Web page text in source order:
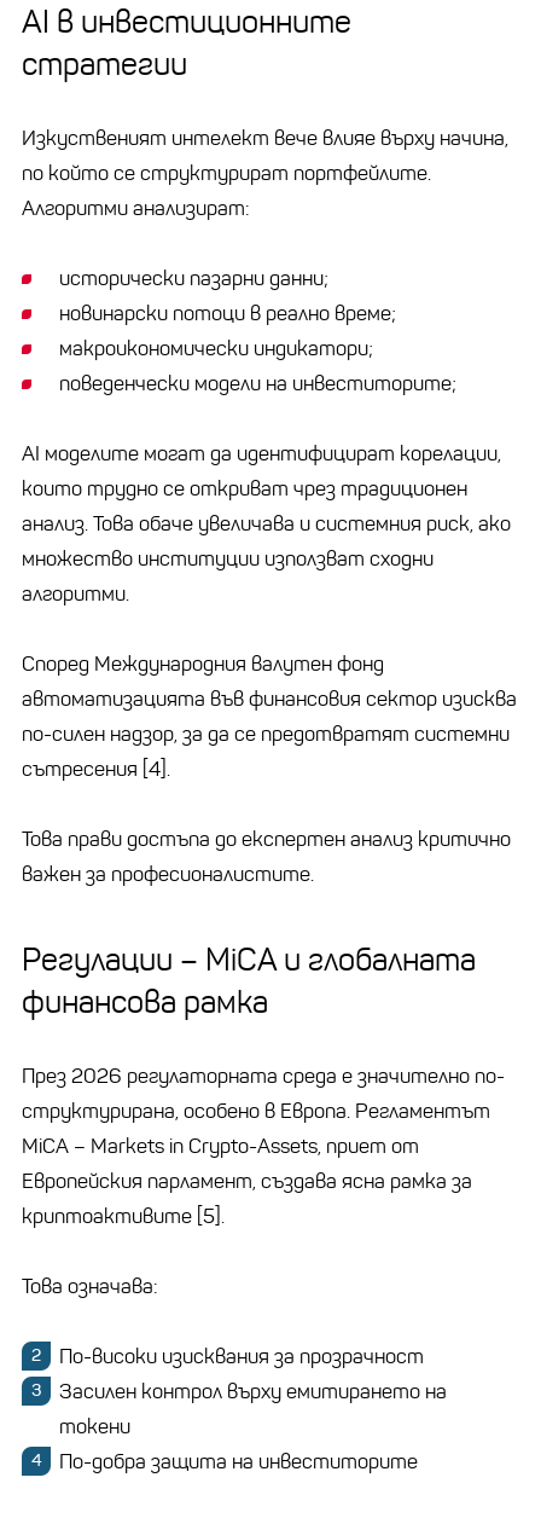
AI в инвестиционните
стратегии
Изкуственият интелект вече влияе върху начина,
по който се структурират портфейлите.
Алгоритми анализират:
исторически пазарни данни;
новинарски потоци в реално време;
макроикономически индикатори;
поведенчески модели на инвеститорите;
AI моделите могат да идентифицират корелации,
които трудно се откриват чрез традиционен
анализ. Това обаче увеличава и системния риск, ако
множество институции използват сходни
алгоритми.
Според Международния валутен фонд
автоматизацията във финансовия сектор изисква
по-силен надзор, за да се предотвратят системни
сътресения [4].
Това прави достъпа до експертен анализ критично
важен за професионалистите.
Регулации – MiCA и глобалната
финансова рамка
През 2026 регулаторната среда е значително по-
структурирана, особено в Европа. Регламентът
MiCA – Markets in Crypto-Assets, приет от
Европейския парламент, създава ясна рамка за
криптоактивите [5].
Това означава:
По-високи изисквания за прозрачност
Засилен контрол върху емитирането на
токени
По-добра защита на инвеститорите